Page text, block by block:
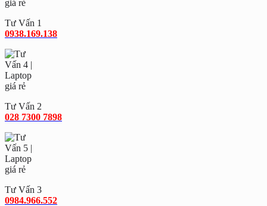
Tư Vấn 1
0938.169.138
Tư Vấn 2
028 7300 7898
Tư Vấn 3
0984.966.552